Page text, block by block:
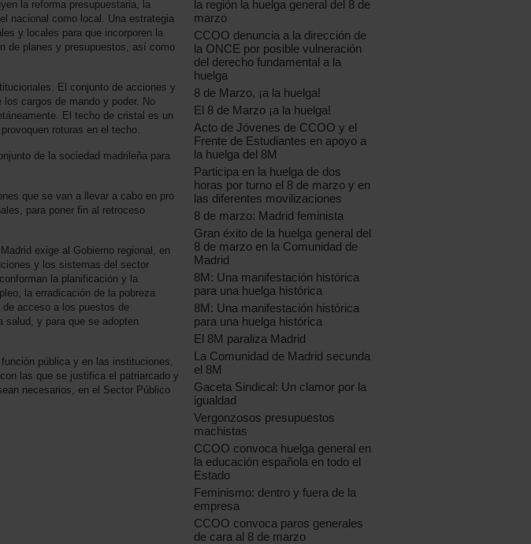
la reforma presupuestaria, la
nacional como local. Una estrategia
y locales para que incorporen la
de planes y presupuestos, así como
El conjunto de acciones y
cargos de mando y poder. No
El techo de cristal es un
roturas en el techo.
de la sociedad madrileña para
que se van a llevar a cabo en pro
para poner fin al retroceso
exige al Gobierno regional, en
y los sistemas del sector
la planificación y la
la erradicación de la pobreza
acceso a los puestos de
salud, y para que se adopten
pública y en las instituciones,
las que se justifica el patriarcado y
necesarios, en el Sector Público
la región la huelga general del 8 de
marzo
CCOO denuncia a la dirección de
la ONCE por posible vulneración
del derecho fundamental a la
huelga
8 de Marzo, ¡a la huelga!
El 8 de Marzo ¡a la huelga!
Acto de Jóvenes de CCOO y el
Frente de Estudiantes en apoyo a
la huelga del 8M
Participa en la huelga de dos
horas por turno el 8 de marzo y en
las diferentes movilizaciones
8 de marzo: Madrid feminista
Gran éxito de la huelga general del
8 de marzo en la Comunidad de
Madrid
8M: Una manifestación histórica
para una huelga histórica
8M: Una manifestación histórica
para una huelga histórica
El 8M paraliza Madrid
La Comunidad de Madrid secunda
el 8M
Gaceta Sindical: Un clamor por la
igualdad
Vergonzosos presupuestos
machistas
CCOO convoca huelga general en
la educación española en todo el
Estado
Feminismo: dentro y fuera de la
empresa
CCOO convoca paros generales
de cara al 8 de marzo